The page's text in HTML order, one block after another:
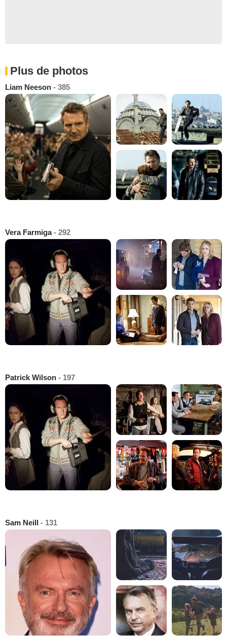
Plus de photos
Liam Neeson - 385
Vera Farmiga- 292
Patrick Wilson - 197
Sam Neill - 131